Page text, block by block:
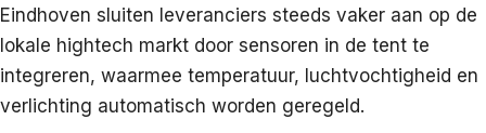
Eindhoven sluiten leveranciers steeds vaker aan op de
lokale hightech markt door sensoren in de tent te
integreren, waarmee temperatuur, luchtvochtigheid en
verlichting automatisch worden geregeld.